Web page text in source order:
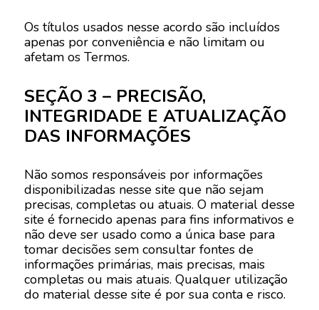
Os títulos usados nesse acordo são incluídos
apenas por conveniência e não limitam ou
afetam os Termos.
SEÇÃO 3 – PRECISÃO,
INTEGRIDADE E ATUALIZAÇÃO
DAS INFORMAÇÕES
Não somos responsáveis por informações
disponibilizadas nesse site que não sejam
precisas, completas ou atuais. O material desse
site é fornecido apenas para fins informativos e
não deve ser usado como a única base para
tomar decisões sem consultar fontes de
informações primárias, mais precisas, mais
completas ou mais atuais. Qualquer utilização
do material desse site é por sua conta e risco.